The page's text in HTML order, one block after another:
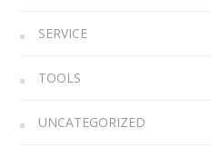
SERVICE
TOOLS
UNCATEGORIZED